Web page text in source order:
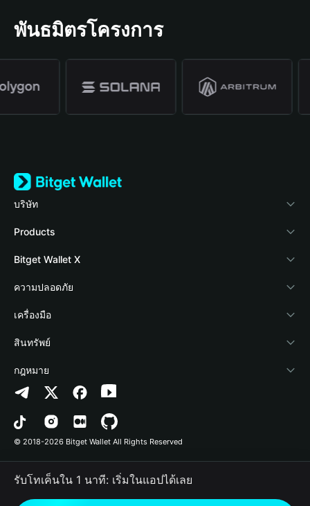
พันธมิตรโครงการ
บริษัท
เกี่ยวกับ Bitget Wallet
Blog
Academy
ข่าวสารด้านคริปโต
ศูนย์ช่วยเหลือ
ติดต่อเรา
ทรัพยากรข้อมูลของแบรนด์
อาชีพ
Products
Crypto Card
Stablecoin Earn
Payfi Crypto
Crypto Swap API
Altcoin Season Index
Prediction Markets
DApp
RWA
Bitget Wallet X
นักพัฒนา
เชื่อมต่อ Wallet
Bitget Wallet Pay
ลิสต์โปรเจกต์
ความปลอดภัย
Protection Fund
เทคโนโลยีความปลอดภัย
เครื่องมือ
ซื้อคริปโต
การตรวจจับการอนุญาต
การตรวจจับสัญญา
การโอนเป็นชุด
สินทรัพย์
Arbitrum
Avalanche
Bitcoin
Polygon
กฎหมาย
นโยบายความเป็นส่วนตัว
ข้อตกลงในการใช้บริการ
© 2018-2026 Bitget Wallet All Rights Reserved
รับโทเค็นใน 1 นาที: เริ่มในแอปได้เลย